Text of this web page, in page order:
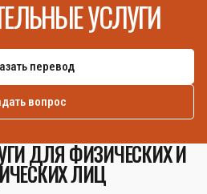
УСЛУГИ
перевод
вопрос
ДЛЯ ФИЗИЧЕСКИХ И
ЛИЦ